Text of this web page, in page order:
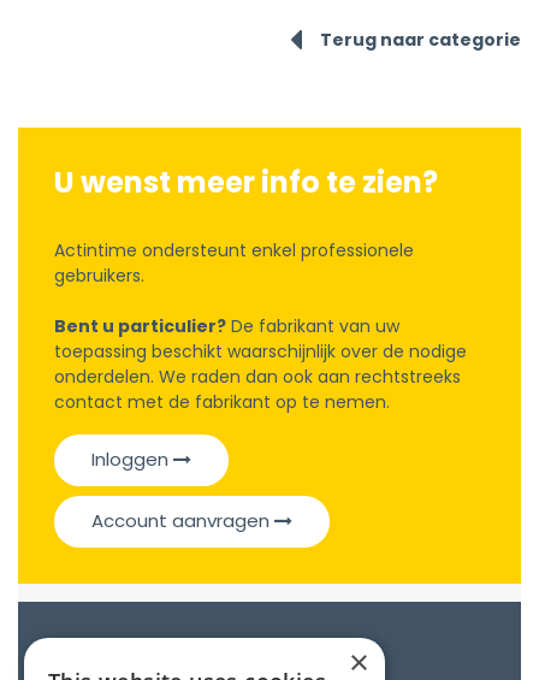
Terug naar categorie
U wenst meer info te zien?
Actintime ondersteunt enkel professionele
gebruikers.
Bent u particulier? De fabrikant van uw
toepassing beschikt waarschijnlijk over de nodige
onderdelen. We raden dan ook aan rechtstreeks
contact met de fabrikant op te nemen.
Inloggen
Account aanvragen
×